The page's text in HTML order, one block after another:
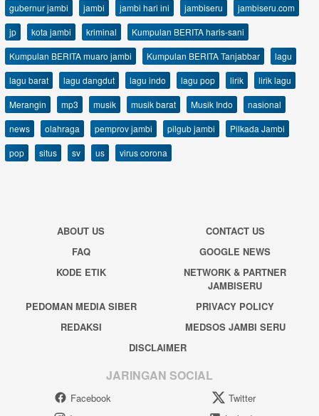
gubernur jambi
jambi jambi hari ini jambiseru
jambiseru.com
jp
kota jambi kriminal
Kumpulan BERITA haris-sani
Kumpulan BERITA muaro jambi
Kumpulan BERITA Tanjabbar
lagu
lagu barat
lagu dangdut lagu indo lagu pop lirik
lirik lagu
Merangin
mp3 musik musik barat Musik Indo
nasional
news
olahraga pemprov jambi pilgub jambi
Pilkada Jambi
pop
situs sv us virus corona
ABOUT US
CONTACT US
FAQ
GOOGLE NEWS
KODE ETIK
NETWORK & PARTNER
JAMBISERU
PEDOMAN MEDIA SIBER
PRIVACY POLICY
REDAKSI
MEDSOS JAMBI SERU
DISCLAIMER
JARINGAN SOCIAL
Facebook
Twitter